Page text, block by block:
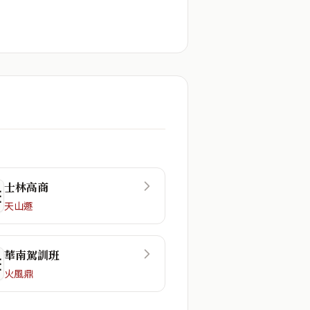
士林高商
天山遯
華南駕訓班
火風鼎